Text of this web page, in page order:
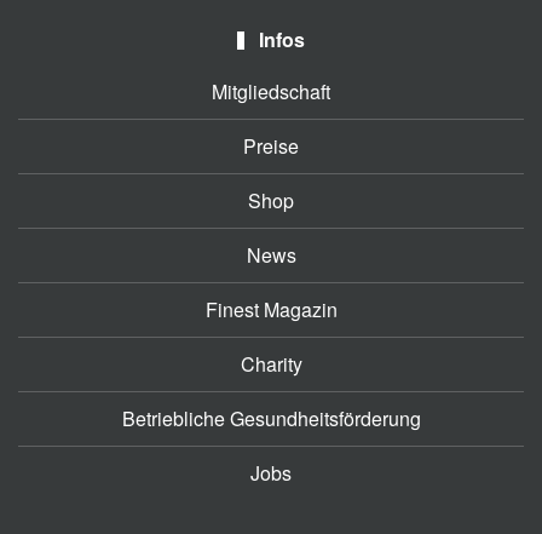
Infos
Mitgliedschaft
Preise
Shop
News
Finest Magazin
Charity
Betriebliche Gesundheitsförderung
Jobs